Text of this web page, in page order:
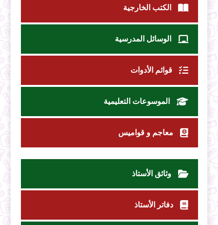
الكتب الخارجية
الوسائل المدرسية
قوائم الأدوات
الموسوعات التعليمية
معاجم و قواميس
وثائق الأستاذ
دفاتر الأستاذ